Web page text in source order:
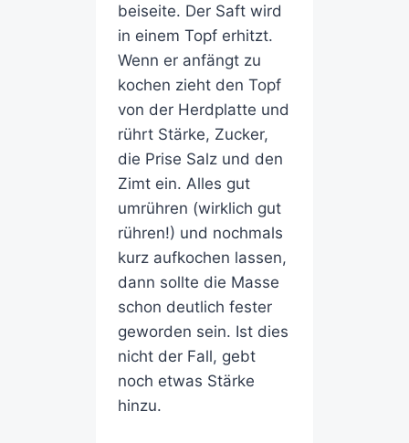
beiseite. Der Saft wird
in einem Topf erhitzt.
Wenn er anfängt zu
kochen zieht den Topf
von der Herdplatte und
rührt Stärke, Zucker,
die Prise Salz und den
Zimt ein. Alles gut
umrühren (wirklich gut
rühren!) und nochmals
kurz aufkochen lassen,
dann sollte die Masse
schon deutlich fester
geworden sein. Ist dies
nicht der Fall, gebt
noch etwas Stärke
hinzu.